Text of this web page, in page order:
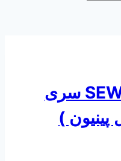
الکتروگیربکس SEW سری